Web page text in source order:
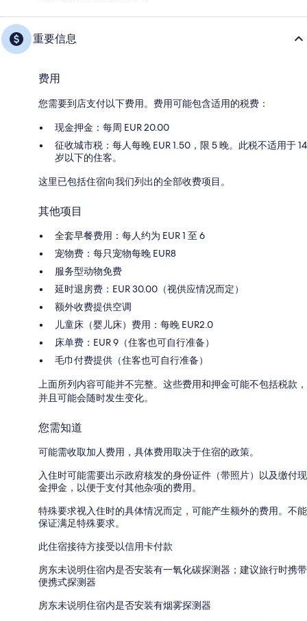
重要信息
费用
您需要到店支付以下费用。费用可能包含适用的税费：
现金押金：每周 EUR 20.00
征收城市税：每人每晚 EUR 1.50，限 5 晚。此税不适用于 14
岁以下的住客。
这里已包括住宿向我们列出的全部收费项目。
其他项目
全套早餐费用：每人约为 EUR 1 至 6
宠物费：每只宠物每晚 EUR8
服务型动物免费
延时退房费：EUR 30.00（视供应情况而定）
额外收费提供空调
儿童床（婴儿床）费用：每晚 EUR2.0
床单费：EUR 9（住客也可自行准备）
毛巾付费提供（住客也可自行准备）
上面所列内容可能并不完整。这些费用和押金可能不包括税款，
并且可能会随时发生变化。
您需知道
可能需收取加人费用，具体费用取决于住宿的政策。
入住时可能需要出示政府核发的身份证件（带照片）以及缴付现
金押金，以便于支付其他杂项的费用。
特殊要求视入住时的具体情况而定，可能产生额外的费用。不能
保证满足特殊要求。
此住宿接待方接受以信用卡付款
房东未说明住宿内是否安装有一氧化碳探测器；建议旅行时携带
便携式探测器
房东未说明住宿内是否安装有烟雾探测器